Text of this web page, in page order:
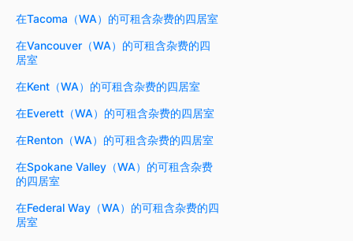
在Tacoma（WA）的可租含杂费的四居室
在Vancouver（WA）的可租含杂费的四
居室
在Kent（WA）的可租含杂费的四居室
在Everett（WA）的可租含杂费的四居室
在Renton（WA）的可租含杂费的四居室
在Spokane Valley（WA）的可租含杂费
的四居室
在Federal Way（WA）的可租含杂费的四
居室